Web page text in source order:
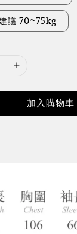
議 70~75kg
加入購物車